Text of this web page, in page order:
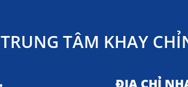
TRUNG TÂM KHAY
ĐỊA CHỈ